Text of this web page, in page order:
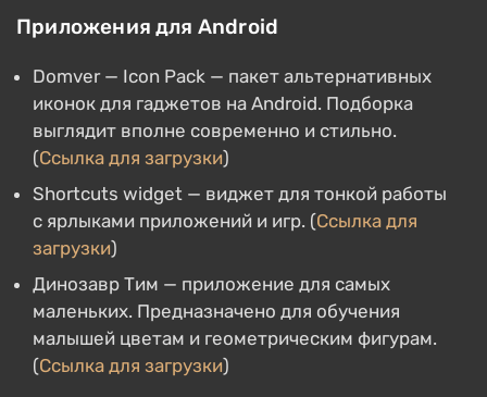
Приложения для Android
Domver — Icon Pack — пакет альтернативных
иконок для гаджетов на Android. Подборка
выглядит вполне современно и стильно.
(Ссылка для загрузки)
Shortcuts widget — виджет для тонкой работы
с ярлыками приложений и игр. (Ссылка для
загрузки)
Динозавр Тим — приложение для самых
маленьких. Предназначено для обучения
малышей цветам и геометрическим фигурам.
(Ссылка для загрузки)